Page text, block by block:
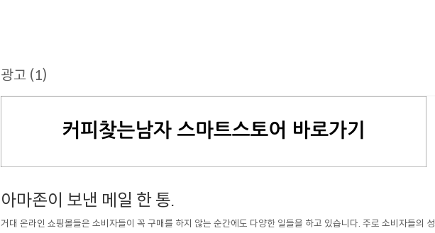
광고 (1)
아마존이 보낸 메일 한 통.
거대 온라인 쇼핑몰들은 소비자들이 꼭 구매를 하지 않는 순간에도 다양한 일들을 하고 있습니다. 주로 소비자들의 성